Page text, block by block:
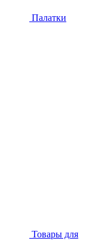
Палатки
Товары для